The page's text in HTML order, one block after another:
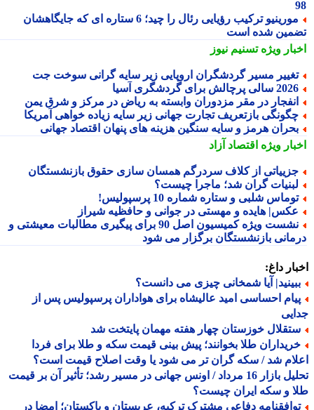
مورینیو ترکیب رؤیایی رئال را چید؛ 6 ستاره ای که جایگاهشان
شده است
ویژهتسنیم نیوز
مسیر گردشگران اروپایی زیر سایه گرانی سوخت جت
سالی پرچالش برای گردشگری آسیا
در مقر مزدوران وابسته به ریاض در مرکز و شرق یمن
بازتعریف تجارت جهانی زیر سایه زیاده خواهی آمریکا
هرمز و سایه سنگین هزینه های پنهان اقتصاد جهانی
ویژهاقتصاد آزاد
از کلاف سردرگم همسان سازی حقوق بازنشستگان
گران شد؛ ماجرا چیست؟
شلبی و ستاره شماره 10 پرسپولیس!
هایده و مهستی در جوانی و حافظیه شیراز
نشست ویژه کمیسیون اصل 90 برای پیگیری مطالبات معیشتی و
بازنشستگان برگزار می شود
داغ:
آیا شمخانی چیزی می دانست؟
احساسی امید عالیشاه برای هواداران پرسپولیس پس از
خوزستان چهار هفته مهمان پایتخت شد
طلا بخوانند؛ پیش بینی قیمت سکه و طلا برای فردا
شد / سکه گران تر می شود یا وقت اصلاح قیمت است؟
تحلیل بازار 16 مرداد / اونس جهانی در مسیر رشد؛ تأثیر آن بر قیمت
و سکه ایران چیست؟
دفاعی مشترک ترکیه، عربستان و پاکستان؛ امضا در